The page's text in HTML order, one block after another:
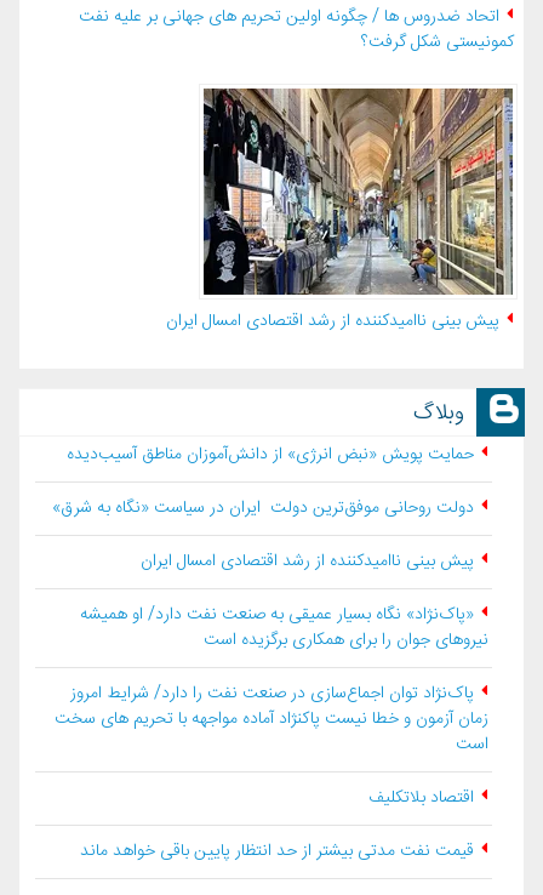
اتحاد ضدروس ها / چگونه اولین تحریم های جهانی بر علیه نفت
کمونیستی شکل گرفت؟
پیش بینی ناامیدکننده از رشد اقتصادی امسال ایران
وبلاگ
حمایت پویش «نبض انرژی» از دانش‌آموزان مناطق آسیب‌دیده
دولت روحانی موفق‌ترین دولت ایران در سیاست «نگاه به شرق»
پیش بینی ناامیدکننده از رشد اقتصادی امسال ایران
«پاک‌نژاد» نگاه بسیار عمیقی به صنعت نفت دارد/ او همیشه
نیروهای جوان را برای همکاری برگزیده است
پاک‌نژاد توان اجماع‌سازی در صنعت نفت را دارد/ شرایط امروز
زمان آزمون و خطا نیست پاکنژاد آماده مواجهه با تحریم های سخت
است
اقتصاد بلاتكليف
قیمت نفت مدتی بیشتر از حد انتظار پایین باقی خواهد ماند